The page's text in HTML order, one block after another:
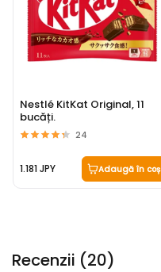
Nestlé KitKat Original, 11
bucăți.
24
1.181 JPY Adaugă în coș
Recenzii (20)